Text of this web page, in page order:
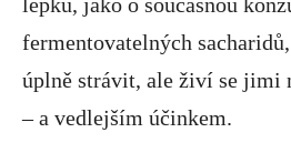
fermentovatelných
úplně strávit, ale živí se jimi
– a vedlejším účinkem.